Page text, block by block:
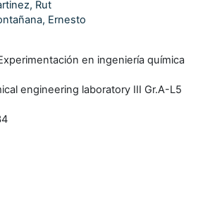
Rut
Ernesto
en ingeniería química
engineering laboratory III Gr.A-L5